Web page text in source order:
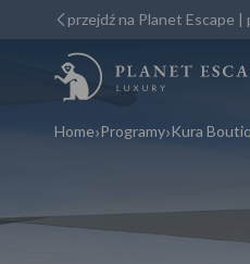
przejdź na Planet Escape
Home Programy Kura